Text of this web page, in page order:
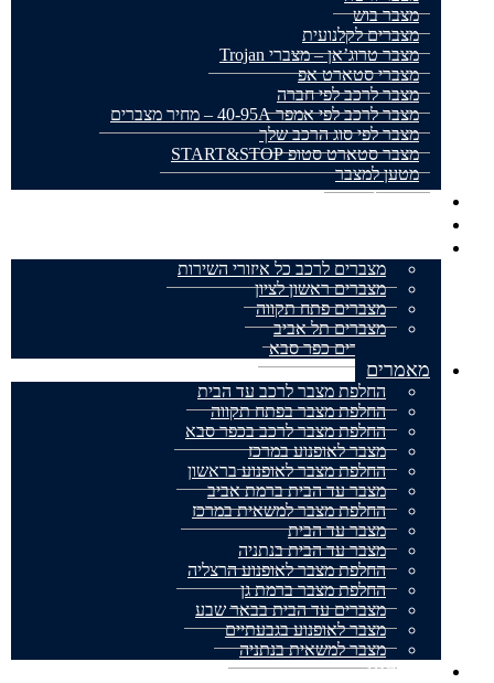
מצבר בוש
מצברים לקלנועית
מצבר טרוג’אן – מצברי Trojan
מצברי סטארט אפ
מצבר לרכב לפי חברה
מצבר לרכב לפי אמפר 40-95A – מחיר מצברים
מצבר לפי סוג הרכב שלך
מצבר סטארט סטופ START&STOP
מטען למצבר
מצברים לרכב כל איזורי השירות
מצברים ראשון לציון
מצברים פתח תקווה
מצברים תל אביב
מצברים כפר סבא
מאמרים
החלפת מצבר לרכב עד הבית
החלפת מצבר בפתח תקווה
החלפת מצבר לרכב בכפר סבא
מצבר לאופנוע במרכז
החלפת מצבר לאופנוע בראשון
מצבר עד הבית ברמת אביב
החלפת מצבר למשאית במרכז
מצבר עד הבית
מצבר עד הבית בנתניה
החלפת מצבר לאופנוע הרצליה
החלפת מצבר ברמת גן
מצברים עד הבית בבאר שבע
מצבר לאופנוע בגבעתיים
מצבר למשאית בנתניה
אודותינו